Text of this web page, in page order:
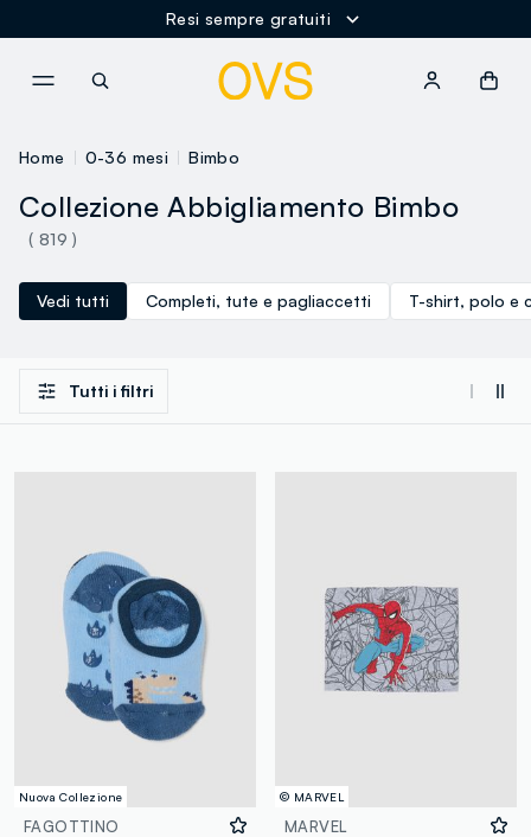
Spedizione Gratuita oltre i 60€
Home 0-36 mesi Bimbo
Collezione Abbigliamento Bimbo
( 819 )
Vedi tutti Completi, tute e pagliaccetti T-shirt, polo e
Tutti i filtri
Nuova Collezione
FAGOTTINO
© MARVEL
MARVEL